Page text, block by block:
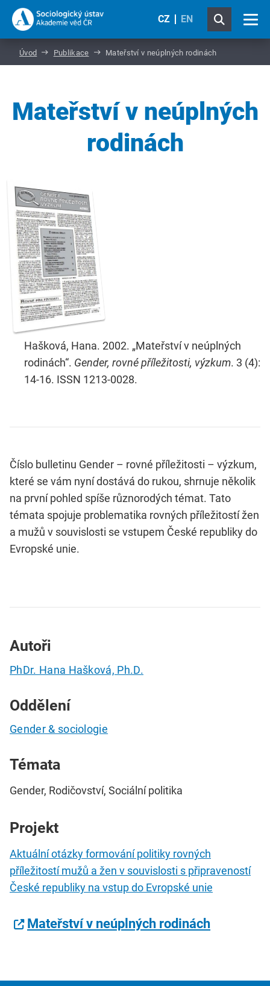
CZ EN
Úvod Publikace Mateřství v neúplných rodinách
Mateřství v neúplných
rodinách
Hašková, Hana. 2002. „Mateřství v neúplných
rodinách“. Gender, rovné příležitosti, výzkum. 3 (4):
14-16. ISSN 1213-0028.
Číslo bulletinu Gender – rovné příležitosti – výzkum,
které se vám nyní dostává do rukou, shrnuje několik
na první pohled spíše různorodých témat. Tato
témata spojuje problematika rovných příležitostí žen
a mužů v souvislosti se vstupem České republiky do
Evropské unie.
Autoři
PhDr. Hana Hašková, Ph.D.
Oddělení
Gender & sociologie
Témata
Gender, Rodičovství, Sociální politika
Projekt
Aktuální otázky formování politiky rovných
příležitostí mužů a žen v souvislosti s připraveností
České republiky na vstup do Evropské unie
Mateřství v neúplných rodinách